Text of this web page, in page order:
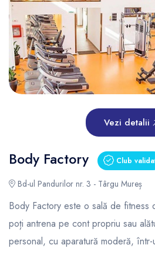
Vezi detalii
Body Factory Club
Bd-ul Pandurilor nr. 3 - Târgu Mureș
Body Factory este o sală de fitness
poți antrena pe cont propriu sau
personal, cu aparatură moderă,